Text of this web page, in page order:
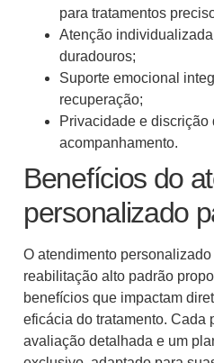
para tratamentos
Atenção
duradouros;
Suporte emocional
recuperação;
Privacidade e discrição
acompanhamento.
Benefícios do
personalizado
O atendimento
reabilitação alto padrão
benefícios que impactam
eficácia do tratamento. Cada
avaliação detalhada e um